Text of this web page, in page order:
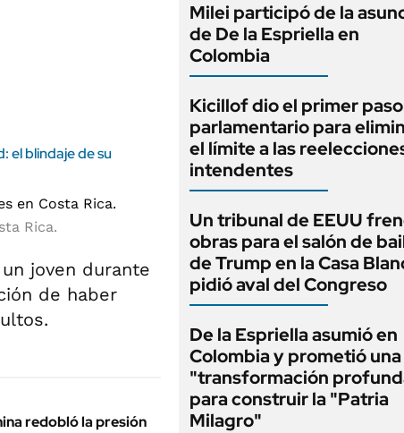
el blindaje de su
Rica.
joven durante
de haber
redobló la presión
Milei participó de la
de De la Espriella en
Colombia
Kicillof dio el primer paso
parlamentario para
el límite a las
intendentes
Un tribunal de EEUU
obras para el salón de
de Trump en la Casa
pidió aval del Congreso
De la Espriella asumió en
Colombia y prometió una
"transformación
para construir la "Patria
Milagro"